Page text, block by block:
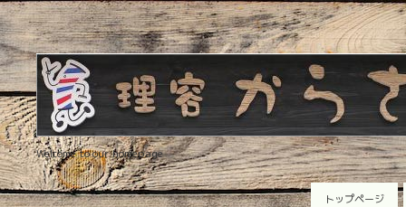
Welcome to our homepage
トップページ